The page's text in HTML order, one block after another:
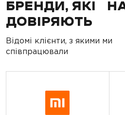
БРЕНДИ, ЯКІ
ДОВІРЯЮТЬ
Відомі клієнти, з якими ми
співпрацювали